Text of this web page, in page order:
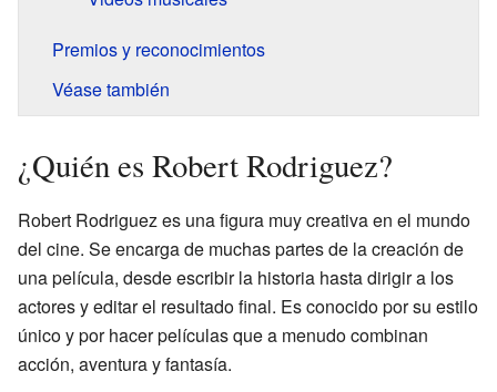
Premios y reconocimientos
Véase también
¿Quién es Robert Rodriguez?
Robert Rodriguez es una figura muy creativa en el mundo
del cine. Se encarga de muchas partes de la creación de
una película, desde escribir la historia hasta dirigir a los
actores y editar el resultado final. Es conocido por su estilo
único y por hacer películas que a menudo combinan
acción, aventura y fantasía.